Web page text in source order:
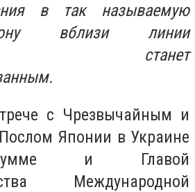
в так называемую
вблизи линии
станет
с Чрезвычайным и
Японии в Украине
и Главой
Международной